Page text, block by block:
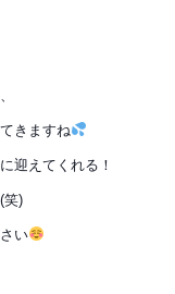
きますね
迎えてくれる！
笑)
い